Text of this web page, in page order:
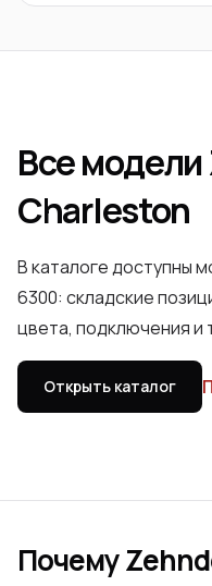
Все
Charleston
В каталоге доступны
6300: складские
цвета, подключения и
Открыть каталог
Почему